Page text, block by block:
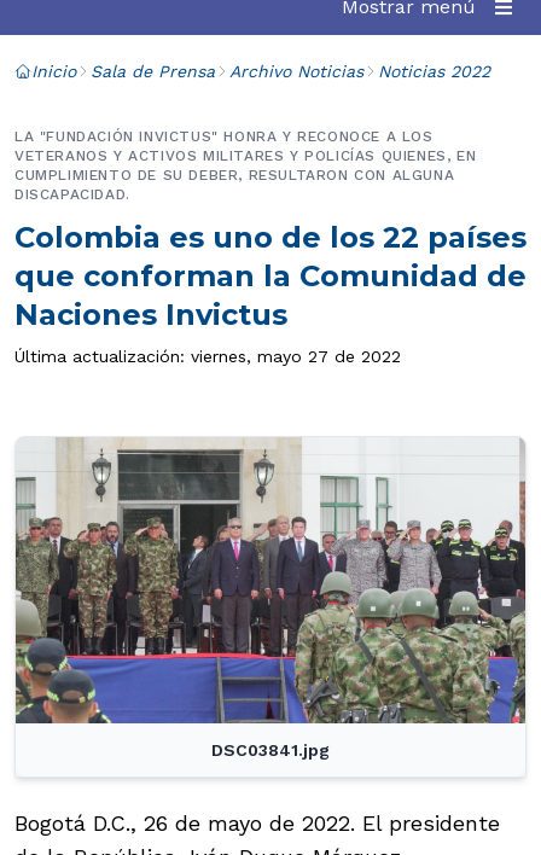
Mostrar menú
Inicio Sala de Prensa Archivo Noticias Noticias 2022
Colombia es uno de los 22 países
que conforman la Comunidad de
Naciones Invictus
LA "FUNDACIÓN INVICTUS" HONRA Y RECONOCE A LOS
VETERANOS Y ACTIVOS MILITARES Y POLICÍAS QUIENES, EN
CUMPLIMIENTO DE SU DEBER, RESULTARON CON ALGUNA
DISCAPACIDAD.
Última actualización: viernes, mayo 27 de 2022
DSC03841.jpg
Bogotá D.C., 26 de mayo de 2022. El presidente